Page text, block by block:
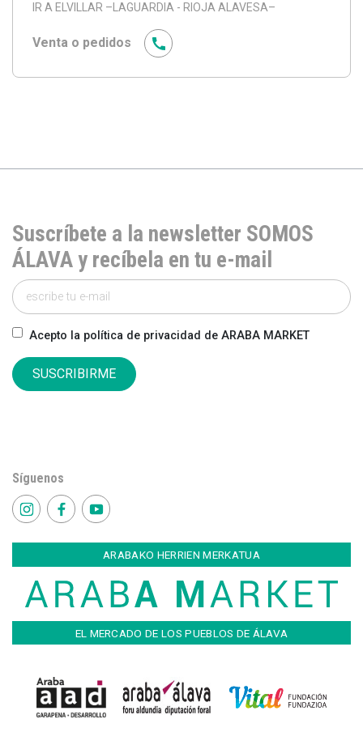
IR A ELVILLAR –LAGUARDIA - RIOJA ALAVESA–
Venta o pedidos
Suscríbete a la newsletter SOMOS
ÁLAVA y recíbela en tu e-mail
Acepto la política de privacidad de ARABA MARKET
SUSCRIBIRME
Síguenos
ARABAKO HERRIEN MERKATUA
EL MERCADO DE LOS PUEBLOS DE ÁLAVA